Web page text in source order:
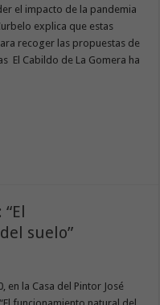
el impacto de la pandemia
explica que estas
recoger las propuestas de
El Cabildo de La Gomera ha
suelo”
en la Casa del Pintor José